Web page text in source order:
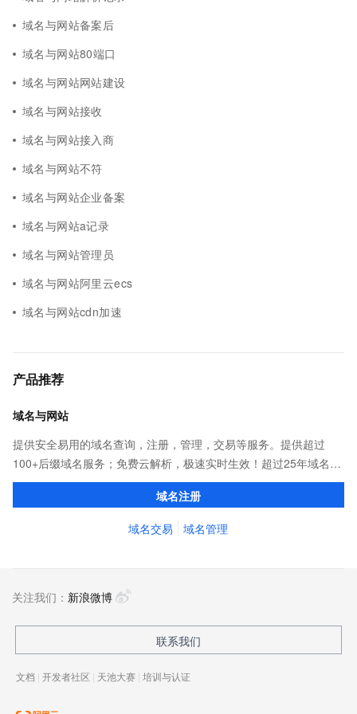
域名与网站备案后
域名与网站80端口
域名与网站网站建设
域名与网站接收
域名与网站接入商
域名与网站不符
域名与网站企业备案
域名与网站a记录
域名与网站管理员
域名与网站阿里云ecs
域名与网站cdn加速
产品推荐
域名与网站
提供安全易用的域名查询，注册，管理，交易等服务。提供超过
100+后缀域名服务；免费云解析，极速实时生效！超过25年域名服
务经验，累计超过4000万个域名在阿里云注册，连续多年市场NO.1
域名注册
域名交易 域名管理
关注我们： 新浪微博
联系我们
文档 | 开发者社区 | 天池大赛 | 培训与认证